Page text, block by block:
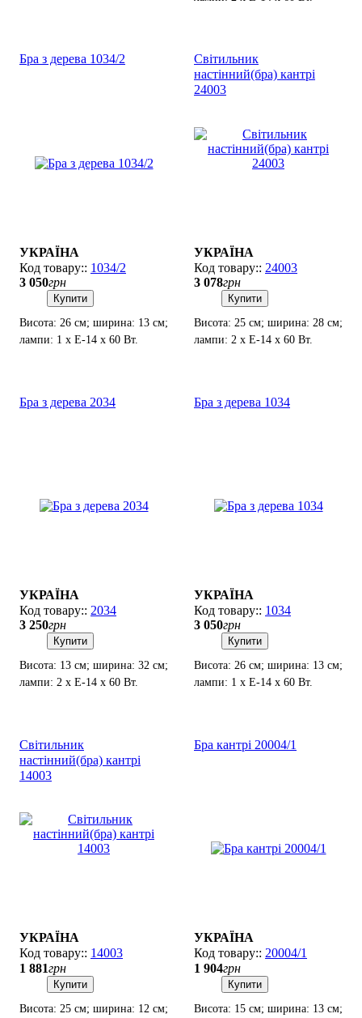
Бра з дерева 1034/2
УКРАЇНА
1034/2
3 050грн
Купити
Висота: 26 см; ширина: 13 см;
лампи: 1 х Е-14 х 60 Вт.
Світильник
настінний(бра) кантрі
24003
УКРАЇНА
24003
3 078грн
Купити
Висота: 25 см; ширина: 28 см;
лампи: 2 х Е-14 х 60 Вт.
Бра з дерева 2034
УКРАЇНА
2034
3 250грн
Купити
Висота: 13 см; ширина: 32 см;
лампи: 2 х Е-14 х 60 Вт.
Бра з дерева 1034
УКРАЇНА
1034
3 050грн
Купити
Висота: 26 см; ширина: 13 см;
лампи: 1 х Е-14 х 60 Вт.
Світильник
настінний(бра) кантрі
14003
УКРАЇНА
14003
1 881грн
Купити
Висота: 25 см; ширина: 12 см;
Бра кантрі 20004/1
УКРАЇНА
20004/1
1 904грн
Купити
Висота: 15 см; ширина: 13 см;